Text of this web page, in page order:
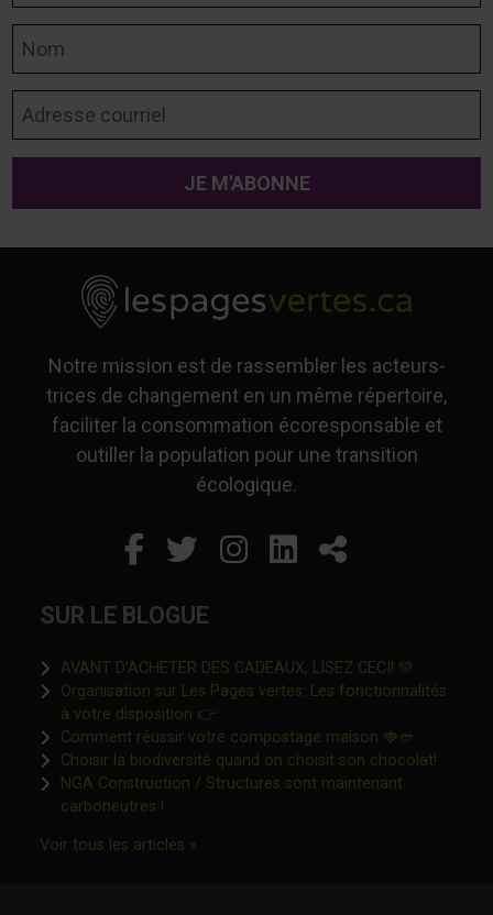
Notre mission est de rassembler les acteurs-
trices de changement en un même répertoire,
faciliter la consommation écoresponsable et
outiller la population pour une transition
écologique.
Facebook
Ce lien s'ouvrira dans
Twitter
Ce lien s'ouvrira
Instagram
Ce lien s'ouvrira
LinkedIn
Ce lien
Partager
SUR LE BLOGUE
AVANT D’ACHETER DES CADEAUX, LISEZ CECI! 💚
Organisation sur Les Pages vertes: Les fonctionnalités
à votre disposition 👉Ce lien s'ouvrira dans une nouvelle
Comment réussir votre compostage maison 🍓🥙
Choisir la biodiversité quand on choisit son chocolat!Ce lien
NGA Construction / Structures sont maintenant
carboneutres !Ce lien s'ouvrira dans une nouvelle fenêtre"
Voir tous les articles »Ce lien s'ouvrira dans une nouvelle